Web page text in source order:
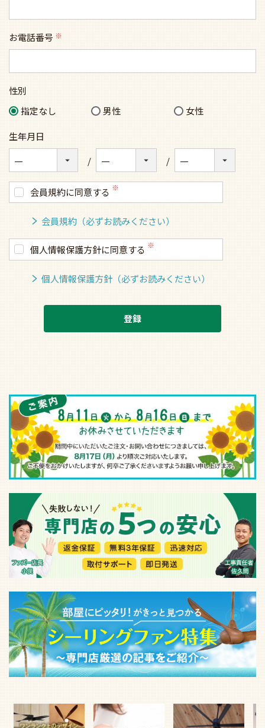
お電話番号
(必
性別
指定なし
男性 女性
生年月日
会員規約に同意する
会員規約（必ずお読みください）
個人情報保護方針に同意する
個人情報保護方針（必ずお読みください）
登録